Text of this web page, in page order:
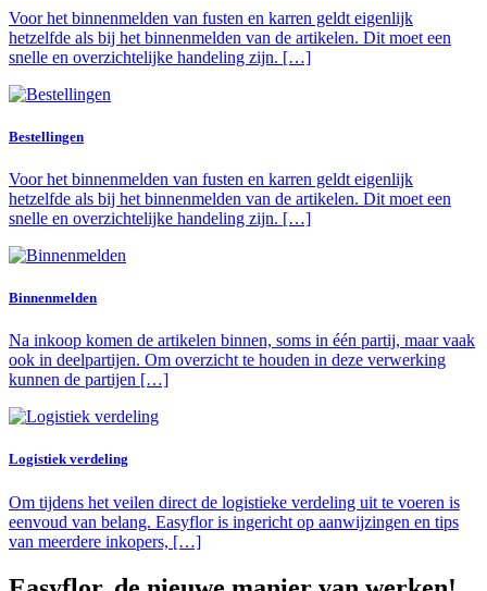
Voor het binnenmelden van fusten en karren geldt eigenlijk
hetzelfde als bij het binnenmelden van de artikelen. Dit moet een
snelle en overzichtelijke handeling zijn. […]
Bestellingen
Voor het binnenmelden van fusten en karren geldt eigenlijk
hetzelfde als bij het binnenmelden van de artikelen. Dit moet een
snelle en overzichtelijke handeling zijn. […]
Binnenmelden
Na inkoop komen de artikelen binnen, soms in één partij, maar vaak
ook in deelpartijen. Om overzicht te houden in deze verwerking
kunnen de partijen […]
Logistiek verdeling
Om tijdens het veilen direct de logistieke verdeling uit te voeren is
eenvoud van belang. Easyflor is ingericht op aanwijzingen en tips
van meerdere inkopers, […]